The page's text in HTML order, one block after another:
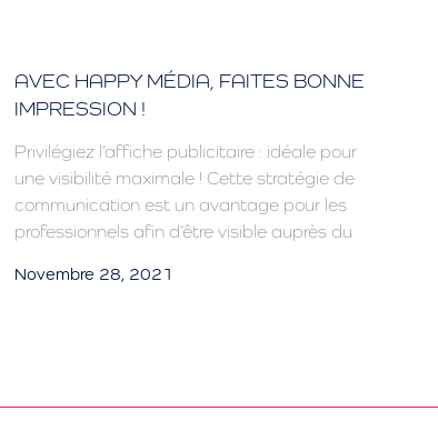
AVEC HAPPY MÉDIA, FAITES BONNE
IMPRESSION !
Privilégiez l’affiche publicitaire : idéale pour
une visibilité maximale ! Cette stratégie de
communication est un avantage pour les
professionnels afin d’être visible auprès du
Novembre 28, 2021